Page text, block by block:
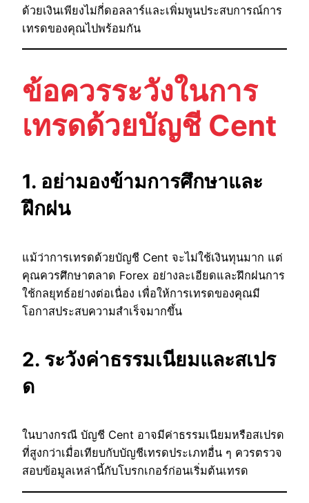
ด้วยเงินเพียงไม่กี่ดอลลาร์และเพิ่มพูนประสบการณ์การ
เทรดของคุณไปพร้อมกัน
ข้อควรระวังในการ
เทรดด้วยบัญชี Cent
1. อย่ามองข้ามการศึกษาและ
ฝึกฝน
แม้ว่าการเทรดด้วยบัญชี Cent จะไม่ใช้เงินทุนมาก แต่
คุณควรศึกษาตลาด Forex อย่างละเอียดและฝึกฝนการ
ใช้กลยุทธ์อย่างต่อเนื่อง เพื่อให้การเทรดของคุณมี
โอกาสประสบความสำเร็จมากขึ้น
2. ระวังค่าธรรมเนียมและสเปร
ด
ในบางกรณี บัญชี Cent อาจมีค่าธรรมเนียมหรือสเปรด
ที่สูงกว่าเมื่อเทียบกับบัญชีเทรดประเภทอื่น ๆ ควรตรวจ
สอบข้อมูลเหล่านี้กับโบรกเกอร์ก่อนเริ่มต้นเทรด